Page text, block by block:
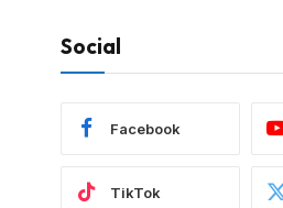
Social
Facebook
TikTok